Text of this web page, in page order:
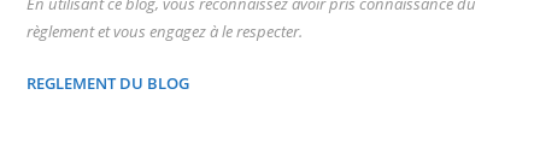
règlement et vous engagez à le respecter.
REGLEMENT DU BLOG